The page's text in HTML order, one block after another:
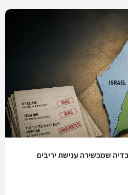
שמכשירה ענישת יריבים